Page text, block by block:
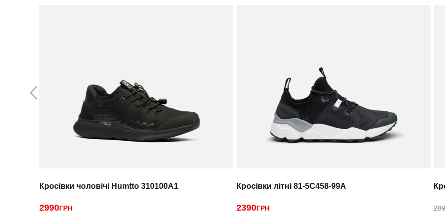
Кросівки чоловічі Humtto 310100A1
2990ГРН
Кросівки літні 81-5C458-99A
2390ГРН